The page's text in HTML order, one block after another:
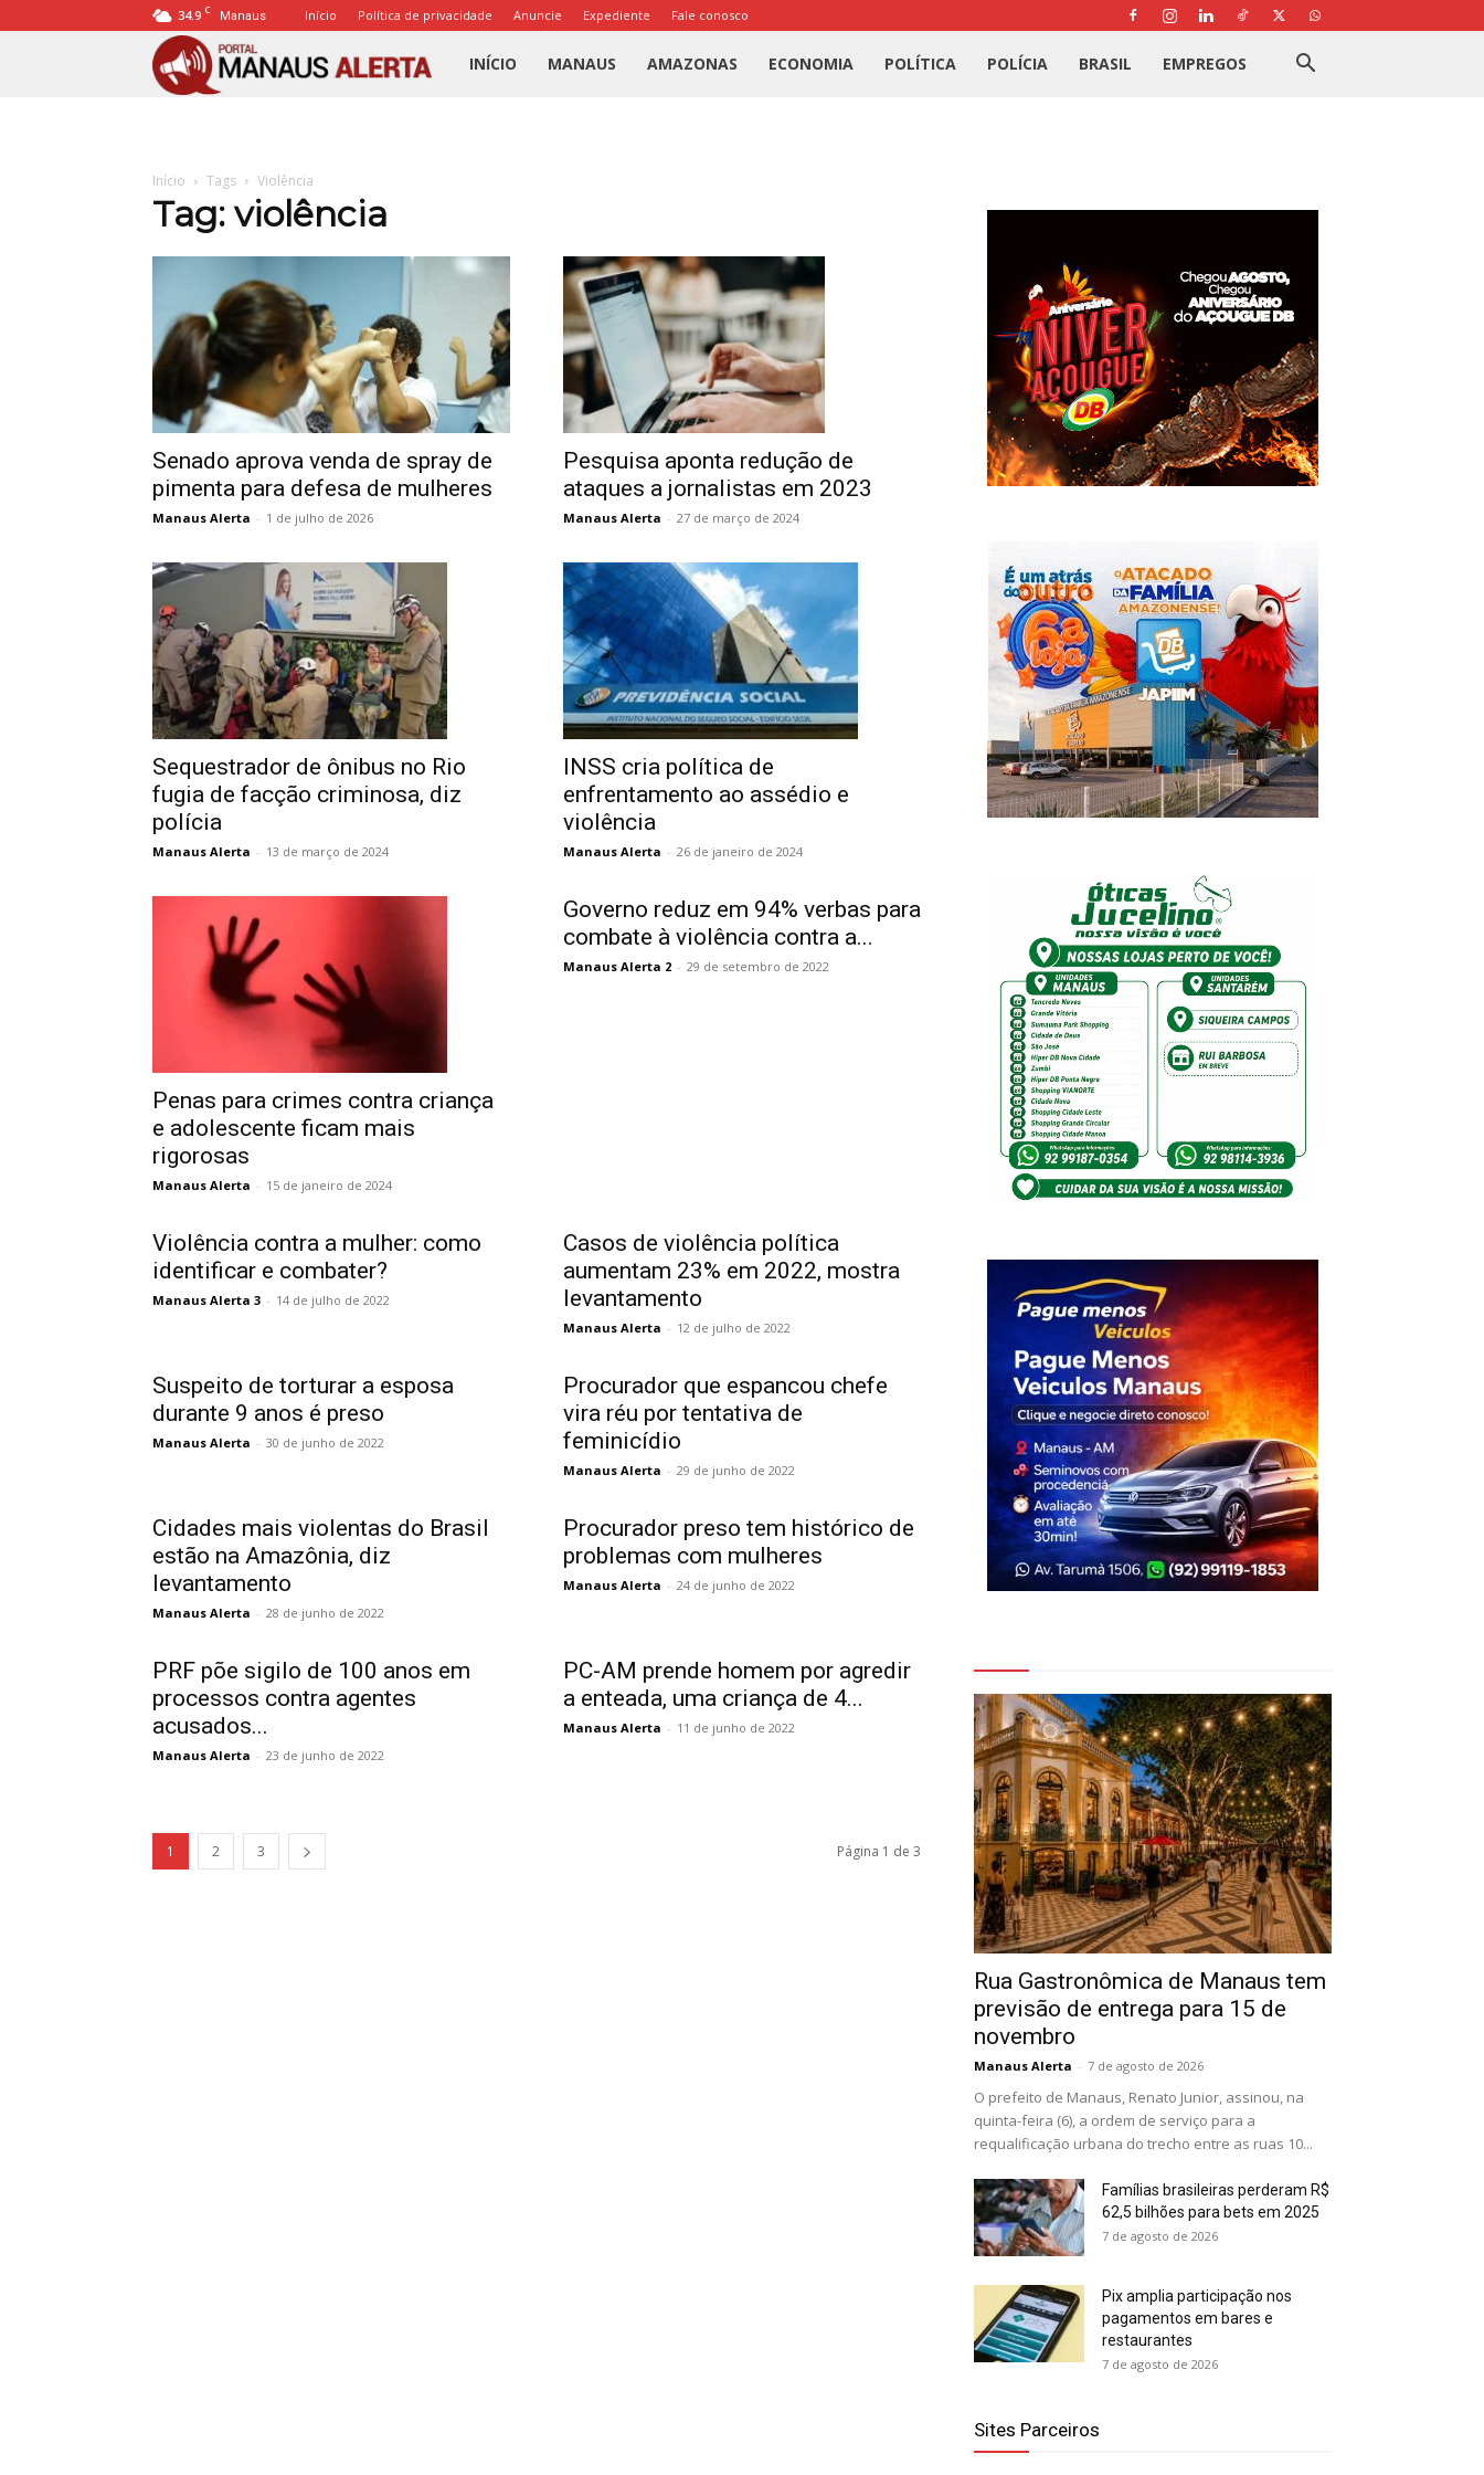
34.9 C Manaus Início Política de privacidade Anuncie Expediente Fale conosco
Portal
INÍCIO MANAUS AMAZONAS ECONOMIA POLÍTICA POLÍCIA BRASIL EMPREGOS
Início Tags Violência
Tag: violência
Senado aprova venda de spray de
pimenta para defesa de mulheres
Manaus Alerta - 1 de julho de 2026
Pesquisa aponta redução de
ataques a jornalistas em 2023
Manaus Alerta - 27 de março de 2024
Sequestrador de ônibus no Rio
fugia de facção criminosa, diz
polícia
Manaus Alerta - 13 de março de 2024
INSS cria política de
enfrentamento ao assédio e
violência
Manaus Alerta - 26 de janeiro de 2024
Penas para crimes contra criança
e adolescente ficam mais
rigorosas
Manaus Alerta - 15 de janeiro de 2024
Governo reduz em 94% verbas para
combate à violência contra a...
Manaus Alerta 2 - 29 de setembro de 2022
Violência contra a mulher: como
identificar e combater?
Manaus Alerta 3 - 14 de julho de 2022
Casos de violência política
aumentam 23% em 2022, mostra
levantamento
Manaus Alerta - 12 de julho de 2022
Suspeito de torturar a esposa
durante 9 anos é preso
Manaus Alerta - 30 de junho de 2022
Procurador que espancou chefe
vira réu por tentativa de
feminicídio
Manaus Alerta - 29 de junho de 2022
Cidades mais violentas do Brasil
estão na Amazônia, diz
levantamento
Manaus Alerta - 28 de junho de 2022
Procurador preso tem histórico de
problemas com mulheres
Manaus Alerta - 24 de junho de 2022
PRF põe sigilo de 100 anos em
processos contra agentes
acusados...
Manaus Alerta - 23 de junho de 2022
PC-AM prende homem por agredir
a enteada, uma criança de 4...
Manaus Alerta - 11 de junho de 2022
1 2 3 Página 1 de 3
Rua Gastronômica de Manaus tem
previsão de entrega para 15 de
novembro
Manaus Alerta - 7 de agosto de 2026
O prefeito de Manaus, Renato Junior, assinou, na
quinta-feira (6), a ordem de serviço para a
requalificação urbana do trecho entre as ruas 10...
Famílias brasileiras perderam R$
62,5 bilhões para bets em 2025
7 de agosto de 2026
Pix amplia participação nos
pagamentos em bares e
restaurantes
7 de agosto de 2026
Sites Parceiros